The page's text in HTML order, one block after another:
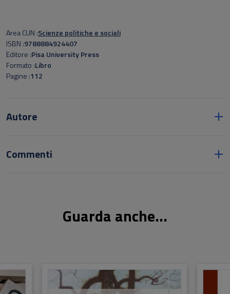
registrata del nostro Paese costituiscono un'approssimazione
deficitaria rispetto alle reali dimensioni del mercato, da
ricostruire alla luce dei diversi canali distributivi. Vengono infine
analizzate le caratteristiche sociodemografiche, di
stratificazione, di distribuzione spaziale e del gusto musicale
Area CUN Scienze politiche e sociali
ISBN 9788884924407
Editore Pisa University Press
Formato Libro
Pagine 112
Autore
Commenti
Guarda anche...